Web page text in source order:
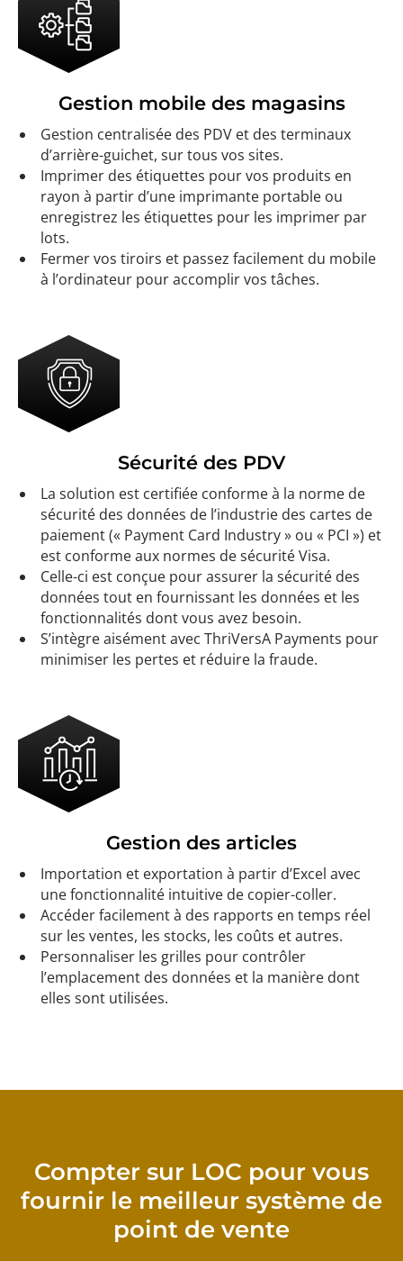
Gestion mobile des magasins
Gestion centralisée des PDV et des terminaux
d’arrière-guichet, sur tous vos sites.
Imprimer des étiquettes pour vos produits en
rayon à partir d’une imprimante portable ou
enregistrez les étiquettes pour les imprimer par
lots.
Fermer vos tiroirs et passez facilement du mobile
à l’ordinateur pour accomplir vos tâches.
Sécurité des PDV
La solution est certifiée conforme à la norme de
sécurité des données de l’industrie des cartes de
paiement (« Payment Card Industry » ou « PCI ») et
est conforme aux normes de sécurité Visa.
Celle-ci est conçue pour assurer la sécurité des
données tout en fournissant les données et les
fonctionnalités dont vous avez besoin.
S’intègre aisément avec ThriVersA Payments pour
minimiser les pertes et réduire la fraude.
Gestion des articles
Importation et exportation à partir d’Excel avec
une fonctionnalité intuitive de copier-coller.
Accéder facilement à des rapports en temps réel
sur les ventes, les stocks, les coûts et autres.
Personnaliser les grilles pour contrôler
l’emplacement des données et la manière dont
elles sont utilisées.
Compter sur LOC pour vous
fournir le meilleur système de
point de vente